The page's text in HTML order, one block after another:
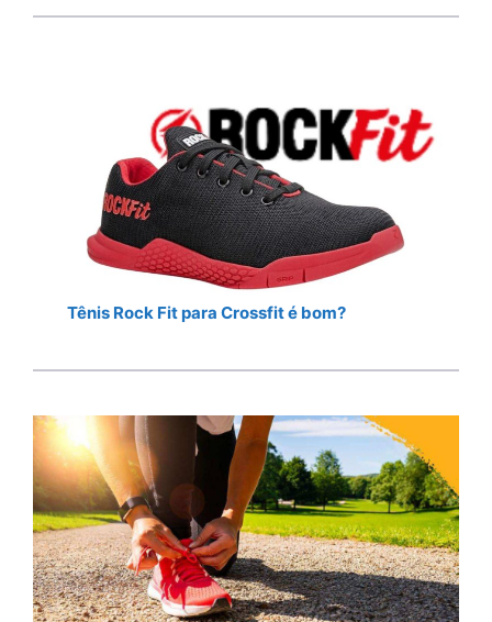
Tênis Rock Fit para Crossfit é bom?